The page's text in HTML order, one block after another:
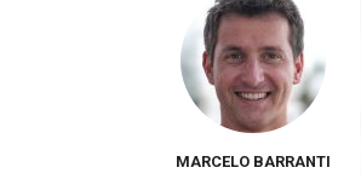
MARCELO BARRANTI